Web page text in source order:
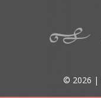
© 2026 |